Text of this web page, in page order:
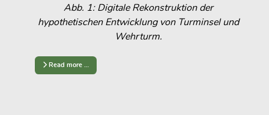
Abb. 1: Digitale Rekonstruktion der
hypothetischen Entwicklung von Turminsel und
Wehrturm.
Read more …